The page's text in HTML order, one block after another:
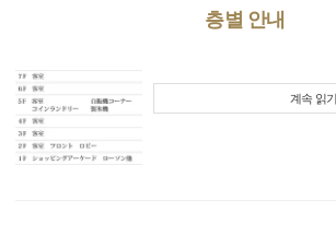
층별 안내
계속 읽기